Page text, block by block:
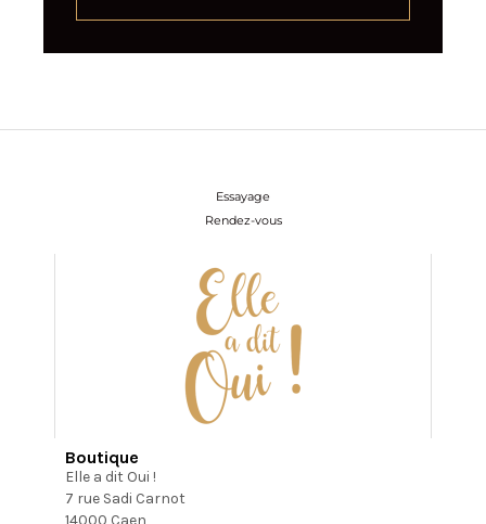
Essayage
Rendez-vous
Boutique
Elle a dit Oui !
7 rue Sadi Carnot
14000 Caen